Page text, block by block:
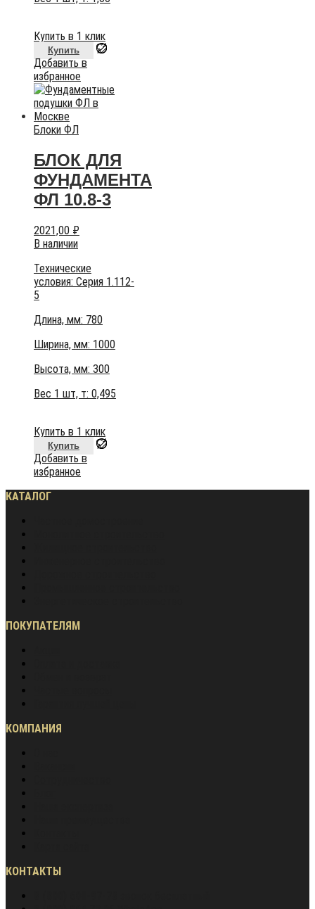
Купить в 1 клик
Купить
Добавить в
избранное
Блоки ФЛ
БЛОК ДЛЯ
ФУНДАМЕНТА
ФЛ 10.8-3
2021,00 ₽
В наличии
Технические
условия: Серия 1.112-
5
Длина, мм: 780
Ширина, мм: 1000
Высота, мм: 300
Вес 1 шт, т: 0,495
Купить в 1 клик
Купить
Добавить в
избранное
КАТАЛОГ
ПОКУПАТЕЛЯМ
КОМПАНИЯ
КОНТАКТЫ